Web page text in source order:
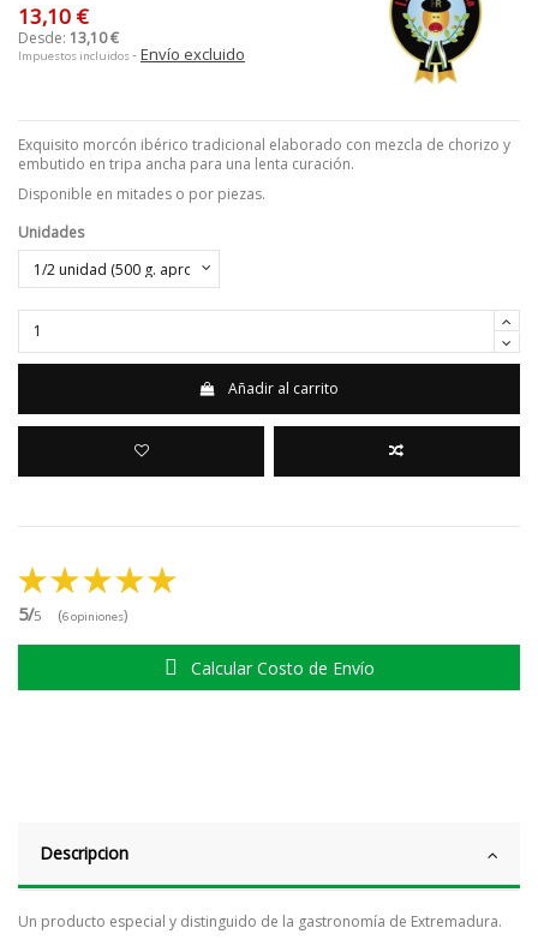
13,10 €
Desde: 13,10 €
Impuestos incluidos Envío excluido
Exquisito morcón ibérico tradicional elaborado con mezcla de chorizo y
embutido en tripa ancha para una lenta curación.
Disponible en mitades o por piezas.
Unidades
Añadir al carrito
5/5 (6 opiniones)
Calcular Costo de Envío
Descripcion
Un producto especial y distinguido de la gastronomía de Extremadura.